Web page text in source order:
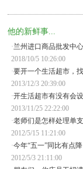
他的新鲜事...
·兰州进口商品批发中
2018/10/5 10:26:00
·要开一个生活超市，
2013/12/3 20:39:00
·开生活超市有没有会
2013/11/25 22:22:00
·老师们是怎样处理单
2012/5/15 11:21:00
·今年“五一”同比有点降
2012/5/3 21:11:00